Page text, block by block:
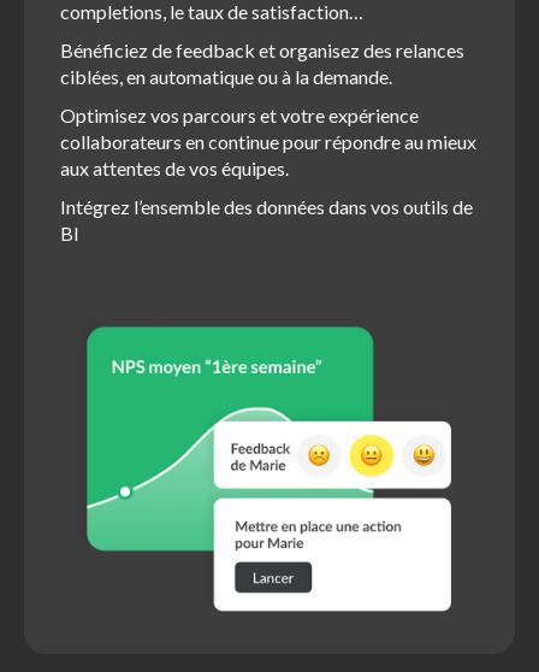
completions, le taux de satisfaction…
Bénéficiez de feedback et organisez des relances
ciblées, en automatique ou à la demande.
Optimisez vos parcours et votre expérience
collaborateurs en continue pour répondre au mieux
aux attentes de vos équipes.
Intégrez l’ensemble des données dans vos outils de
BI